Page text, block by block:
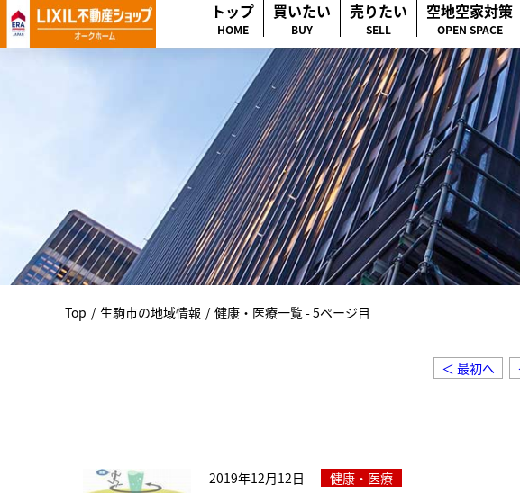
トップ
HOME
買いたい
BUY
売りたい
SELL
空地空家対策
OPEN SPACE
Top / 生駒市の地域情報 / 健康・医療一覧 - 5ページ目
＜ 最初へ
2019年12月12日
健康・医療